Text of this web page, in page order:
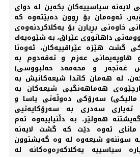
لایەنە سیاسییەكان بكەین لە دوای
ئەوەمان بۆ ڕوون دەبێتەوە كە
خاوەنی بڕیارن بۆ یەكلاكردنەوەی
داهاتووی عێراق، بە شێوەیەك
گشت هێزە عێراقییەكان، ئەوەتا
هاوپەیمانی عەزم و تەقەدوم بە
غەنجەر و محەمەد حەلبووسی)
لە هەمان كاتدا شیعەكانیش بە
هەماهەنگیی شیعەكان بە
مالیكی) سەرۆكی دەوڵەتی یاسا و
تەیاری سەدری بە سەرۆكایەتیی
هەولێر، بە دڵنیاییەوە ئەم
مانای ئەوە دێت كە گشت لایەنە
سوننەو شیعەوە لە وە گەیشتوون
سیاسییە یەكلاكەرەوەكانە لە